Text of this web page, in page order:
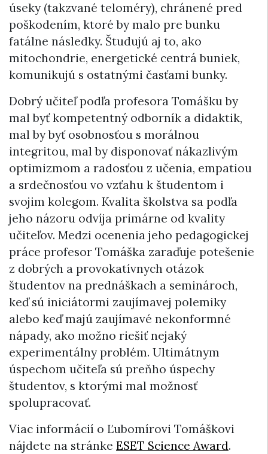
úseky (takzvané teloméry), chránené pred
poškodením, ktoré by malo pre bunku
fatálne následky. Študujú aj to, ako
mitochondrie, energetické centrá buniek,
komunikujú s ostatnými časťami bunky.
Dobrý učiteľ podľa profesora Tomášku by
mal byť kompetentný odborník a didaktik,
mal by byť osobnosťou s morálnou
integritou, mal by disponovať nákazlivým
optimizmom a radosťou z učenia, empatiou
a srdečnosťou vo vzťahu k študentom i
svojim kolegom. Kvalita školstva sa podľa
jeho názoru odvíja primárne od kvality
učiteľov. Medzi ocenenia jeho pedagogickej
práce profesor Tomáška zaraďuje potešenie
z dobrých a provokatívnych otázok
študentov na prednáškach a seminároch,
keď sú iniciátormi zaujímavej polemiky
alebo keď majú zaujímavé nekonformné
nápady, ako možno riešiť nejaký
experimentálny problém. Ultimátnym
úspechom učiteľa sú preňho úspechy
študentov, s ktorými mal možnosť
spolupracovať.
Viac informácií o Ľubomírovi Tomáškovi
nájdete na stránke ESET Science Award.